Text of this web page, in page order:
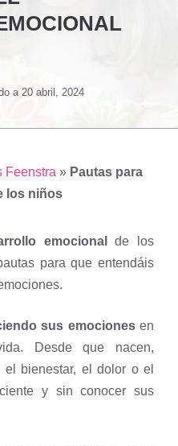
a 20 abril, 2024
Feenstra » Pautas para
los niños
emocional
de los
para que entendáis
sus emocionesen
Desde que nacen,
el bienestar, el dolor o el
y sin conocer sus